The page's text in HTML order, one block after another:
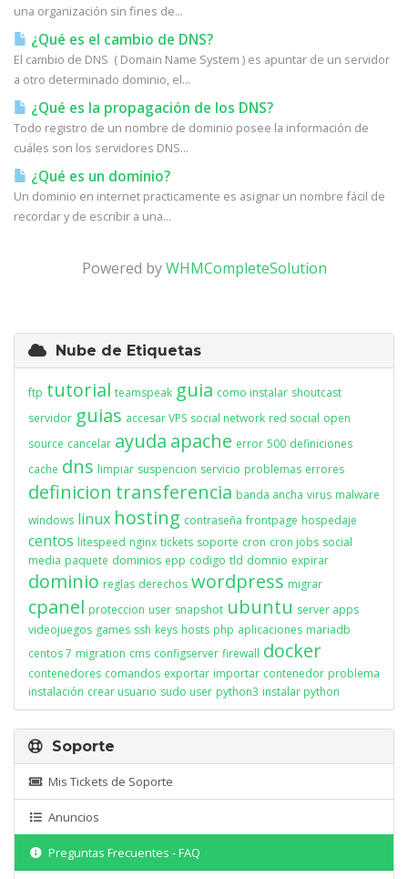
una organización sin fines de...
¿Qué es el cambio de DNS?
El cambio de DNS ( Domain Name System ) es apuntar de un servidor
a otro determinado dominio, el...
¿Qué es la propagación de los DNS?
Todo registro de un nombre de dominio posee la información de
cuáles son los servidores DNS...
¿Qué es un dominio?
Un dominio en internet practicamente es asignar un nombre fácil de
recordar y de escribir a una...
Powered byWHMCompleteSolution
Nube de Etiquetas
ftp tutorial teamspeak guia como instalar shoutcast
servidor guias accesar VPS social network red social open
source cancelar ayuda apache error 500 definiciones
cache dns limpiar suspencion servicio problemas errores
definicion transferencia banda ancha virus malware
windows linux hosting contraseña frontpage hospedaje
centos litespeed nginx tickets soporte cron cron jobs social
media paquete dominios epp codigo tld domnio expirar
dominio reglas derechos wordpress migrar
cpanel proteccion user snapshot ubuntu server apps
videojuegos games ssh keys hosts php aplicaciones mariadb
centos 7 migration cms configserver firewall docker
contenedores comandos exportar importar contenedor problema
instalación crear usuario sudo user python3 instalar python
Soporte
Mis Tickets de Soporte
Anuncios
Preguntas Frecuentes - FAQ